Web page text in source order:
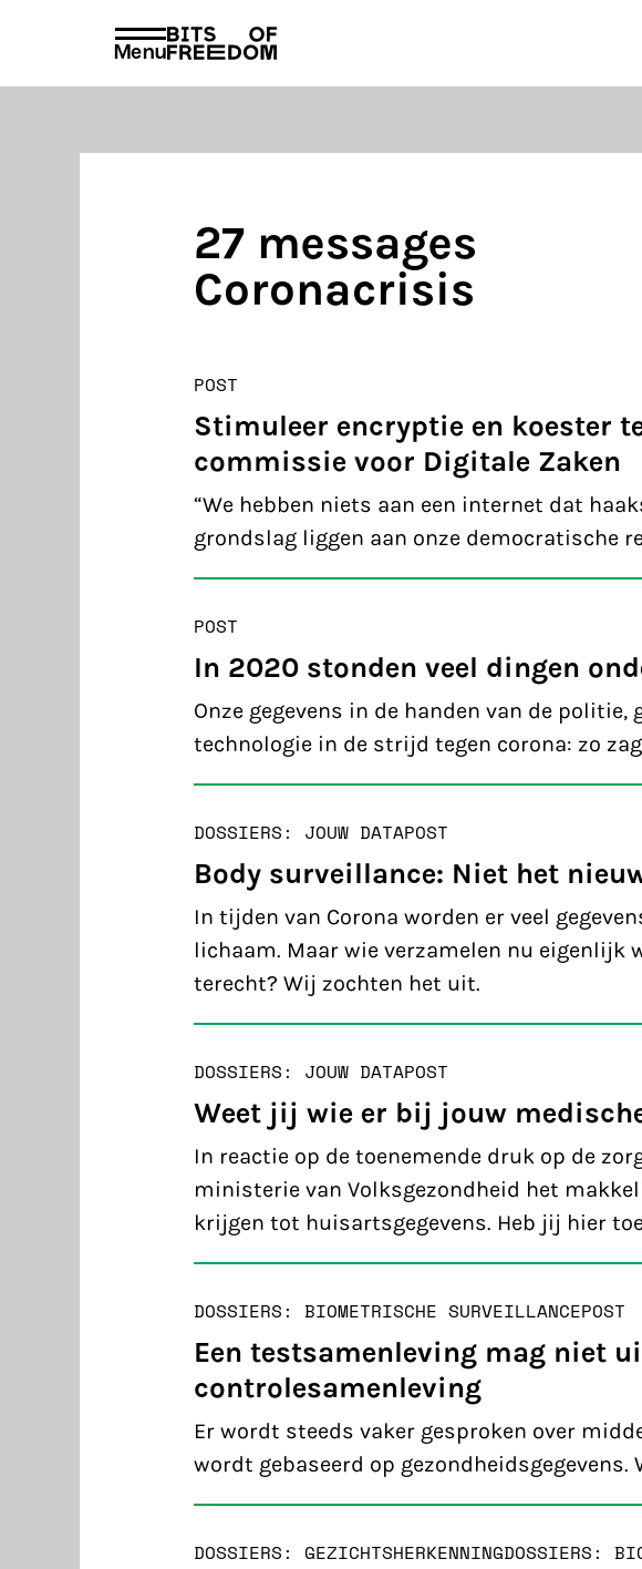
Menu
Search
for:
PRIVACY EN VOORWAARDEN
27 messages
Coronacrisis
POST
Stimuleer encryptie en koester
commissie voor Digitale Zaken
“We hebben niets aan een internet dat
grondslag liggen aan onze democratische
POST
In 2020 stonden veel dingen
Onze gegevens in de handen van de
technologie in de strijd tegen corona: zo
DOSSIERS: JOUW DATAPOST
Body surveillance: Niet het
In tijden van Corona worden er veel
lichaam. Maar wie verzamelen nu eigenlijk
terecht? Wij zochten het uit.
DOSSIERS: JOUW DATAPOST
Weet jij wie er bij jouw
In reactie op de toenemende druk op de
ministerie van Volksgezondheid het
krijgen tot huisartsgegevens. Heb jij hier
DOSSIERS: BIOMETRISCHE SURVEILLANCEPOST
Een testsamenleving mag niet
controlesamenleving
Er wordt steeds vaker gesproken over
wordt gebaseerd op gezondheidsgegevens.
DOSSIERS: GEZICHTSHERKENNINGDOSSIERS: